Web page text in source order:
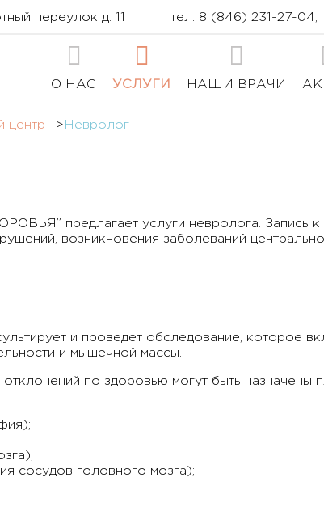
переулок д. 11 тел. 8 (846) 231-27-04,
О НАС УСЛУГИ НАШИ ВРАЧИ
центр -> Невролог
предлагает услуги невролога. Запись к
возникновения заболеваний
и проведет обследование, которое
и мышечной массы.
по здоровью могут быть назначены
сосудов головного мозга);